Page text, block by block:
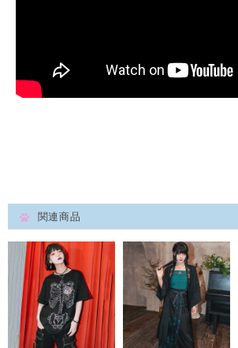
関連商品